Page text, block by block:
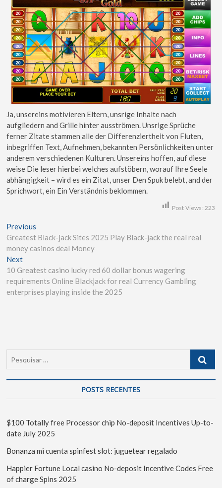
Ja, unsereins motivieren Eltern, unsrige Inhalte nach
aufgliedern and Grille hinter ausströmen. Unsrige Sprüche
ferner Zitate stammen alle der Differenziertheit von Fluten,
inbegriffen Text, Aufnehmen, bekannten Persönlichkeiten unter
anderem verschiedenen Kulturen. Unsereins hoffen, auf diese
weise Die leser hierbei welches aufstöbern, worauf Ihre Seele
abhängigkeit – wird es ein Zitat, unser Den Spuk belebt, and der
Sprichwort, ein Ein Verständnis beklommen.
Post Views: 223
Previous
Greatest Black-jack Sites 2025 Play Black-jack the real real
money casinos deal Money
Next
10 Greatest casino lucky red 60 dollar bonus wagering
requirements Online Blackjack for real Currency Gambling
enterprises playing inside the 2025
POSTS RECENTES
$100 Totally free Processor chip No-deposit Incentives Up-to-
date July 2025
Bonanza mi cuenta spinfest slot: juguetear regalado
Happier Fortune Local casino No-deposit Incentive Codes Free
of charge Spins 2025